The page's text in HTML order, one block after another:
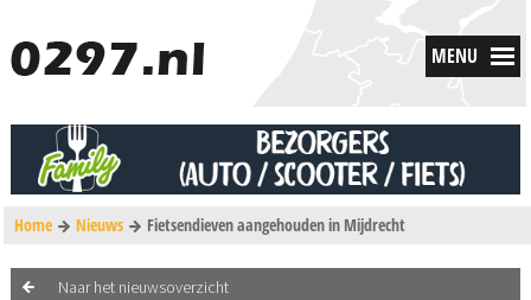
MENU
Home Nieuws Fietsendieven aangehouden in Mijdrecht
Naar het nieuwsoverzicht